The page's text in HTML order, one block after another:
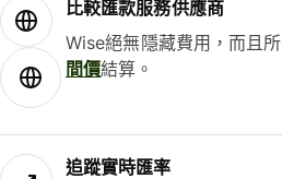
比較匯款服務供應商
Wise絕無隱藏費用，而且
間價結算。
追蹤實時匯率